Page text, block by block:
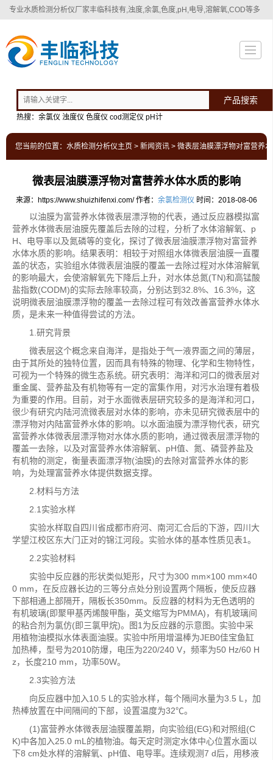
专业水质检测分析仪厂家丰临科技有,浊度,余氯,色度,pH,电导,溶解氧,COD等多
产品搜索
热搜：余氯仪 浊度仪 色度仪 cod测定仪 pH计
您当前的位置： 水质检测分析仪主页 > 新闻资讯 > 微表层油膜漂浮物对富营养
微表层油膜漂浮物对富营养水体水质的影响
来源：https://www.shuizhifenxi.com/ 作者： 余氯检测仪 时间：2018-08-06
以油膜为富营养水体微表层漂浮物的代表，通过反应器模拟富
营养水体微表层油膜先覆盖后去除的过程，分析了水体溶解氧、p
H、电导率以及氮磷等的变化，探讨了微表层油膜漂浮物对富营养
水体水质的影响。结果表明：相较于对照组水体微表层油膜一直覆
盖的状态，实验组水体微表层油膜的覆盖一去除过程对水体溶解氧
的影响最大，会使溶解氧先下降后上升，对水体总氮(TN)和高锰酸
盐指数(CODM)的实际去除率较高，分别达到32.8%、16.3%，这
说明微表层油膜漂浮物的覆盖一去除过程可有效改善富营养水体水
质，是未来一种值得尝试的方法。
1.研究背景
微表层这个概念来自海洋，是指处于气一液界面之间的薄层，
由于其所处的独特位置，因而具有特殊的物理、化学和生物特性，
可视为一个特殊的微生态系统。研究表明：海洋和河口的微表层对
重金属、营养盐及有机物等有一定的富集作用，对污水治理有着极
为重要的作用。目前，对于水面微表层研究较多的是海洋和河口，
很少有研究内陆河流微表层对水体的影响，亦未见研究微表层中的
漂浮物对内陆富营养水体的影响。以水面油膜为漂浮物代表，研究
富营养水体微表层漂浮物对水体水质的影响，通过微表层漂浮物的
覆盖一去除，以及对富营养水体溶解氧、pH值、氮、磷营养盐及
有机物的测定，衡量表面漂浮物(油膜)的去除对富营养水体的影
响，为处理富营养水体提供数据支撑。
2.材料与方法
2.1实验水样
实验水样取自四川省成都市府河、南河汇合后的下游，四川大
学望江校区东大门正对的锦江河段。实验水体的基本性质见表1。
2.2实验材料
实验中反应器的形状类似矩形，尺寸为300 mm×100 mm×40
0 mm，在反应器长边的三等分点处分别设置两个隔板，使反应器
下部相通上部隔开，隔板长350mm。反应器的材料为无色透明的
有机玻璃(即聚甲基丙烯酸甲酯，英文缩写为PMMA)，有机玻璃间
的粘合剂为氯仿(即三氯甲烷)。图1为反应器的示意图。实验中采
用植物油模拟水体表面油膜。实验中所用增温棒为JEB0佳宝鱼缸
加热棒，型号为2010防爆，电压为220/240 V，频率为50 Hz/60 H
z，长度210 mm，功率50W。
2.3实验方法
向反应器中加入10.5 L的实验水样，每个隔间水量为3.5 L，加
热棒放置在中间隔间的下部，设置温度为32℃。
(1)富营养水体微表层油膜覆盖期，向实验组(EG)和对照组(C
K)中各加入25.0 mL的植物油。每天定时测定水体中心位置水面以
下8 cm处水样的溶解氧、pH值、电导率。连续观测7 d后，用移液